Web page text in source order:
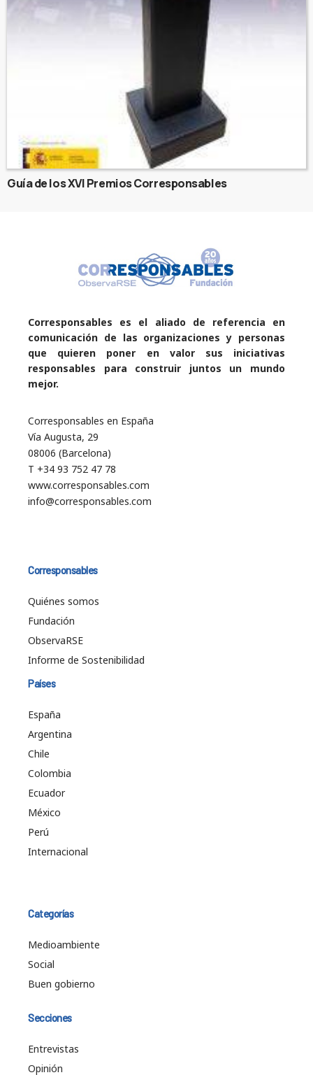
Guía de los XVI Premios Corresponsables
Corresponsables es el aliado de referencia en
comunicación de las organizaciones y personas
que quieren poner en valor sus iniciativas
responsables para construir juntos un mundo
mejor.
Corresponsables en España
Vía Augusta, 29
08006 (Barcelona)
T +34 93 752 47 78
www.corresponsables.com
info@corresponsables.com
Corresponsables
Quiénes somos
Fundación
ObservaRSE
Informe de Sostenibilidad
Países
España
Argentina
Chile
Colombia
Ecuador
México
Perú
Internacional
Categorías
Medioambiente
Social
Buen gobierno
Secciones
Entrevistas
Opinión